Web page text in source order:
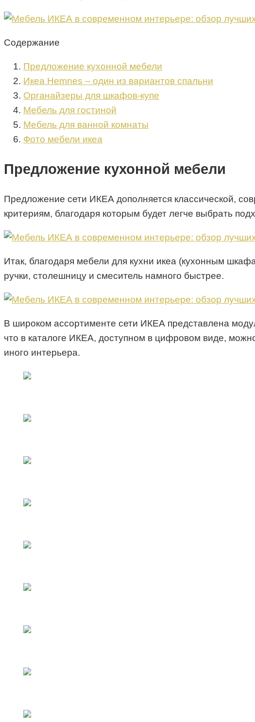
Содержание
Предложение кухонной мебели
Икеа Hemnes – один из вариантов спальни
Органайзеры для шкафов-купе
Мебель для гостиной
Мебель для ванной комнаты
Фото мебели икеа
Предложение кухонной мебели
Предложение сети ИКЕА дополняется классической,
критериям, благодаря которым будет легче выбрать
Итак, благодаря мебели для кухни икеа (кухонным
ручки, столешницу и смеситель намного быстрее.
В широком ассортименте сети ИКЕА представлена
что в каталоге ИКЕА, доступном в цифровом виде,
иного интерьера.